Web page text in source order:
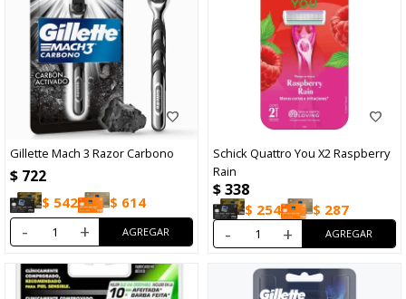
Gillette Mach 3 Razor Carbono
$ 722
$ 542 $ 614
- +
Schick Quattro You X2 Raspberry
Rain
$338
$ 254 $ 287
- +